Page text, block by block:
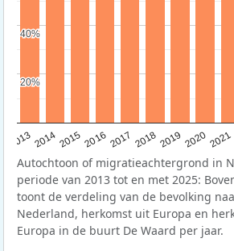
20132014201520162017 20182019 20202021
20%
20%
40%
40%
Autochtoon of migratieachtergrond in
periode van 2013 tot en met 2025:
toont de verdeling van de bevolking
Nederland, herkomst uit Europa en
Europa in de buurt De Waard per jaar.